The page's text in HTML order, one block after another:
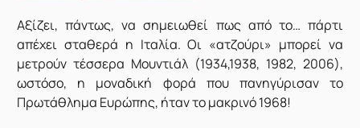
Αξίζει, πάντως, να σημειωθεί πως από το… πάρτι
απέχει σταθερά η Ιταλία. Οι «ατζούρι» μπορεί να
μετρούν τέσσερα Μουντιάλ (1934,1938, 1982, 2006),
ωστόσο, η μοναδική φορά που πανηγύρισαν το
Πρωτάθλημα Ευρώπης, ήταν το μακρινό 1968!